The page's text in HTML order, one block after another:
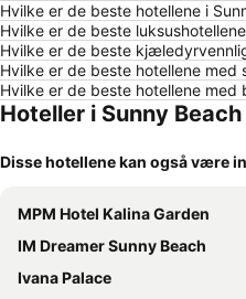
Hvilke er de beste hotellene i
Hvilke er de beste
Hvilke er de beste
Hvilke er de beste hotellene med
Hvilke er de beste hotellene med
Hoteller i Sunny Beach
Disse hotellene kan også være
MPM Hotel Kalina Garden
IM Dreamer Sunny Beach
Ivana Palace